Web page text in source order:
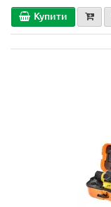
Купити